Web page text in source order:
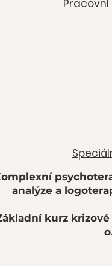
Pracovní
analýze a
kurz